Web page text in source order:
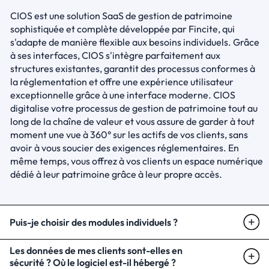
CIOS est une solution SaaS de gestion de patrimoine
sophistiquée et complète développée par Fincite, qui
s'adapte de manière flexible aux besoins individuels. Grâce
à ses interfaces, CIOS s'intègre parfaitement aux
structures existantes, garantit des processus conformes à
la réglementation et offre une expérience utilisateur
exceptionnelle grâce à une interface moderne. CIOS
digitalise votre processus de gestion de patrimoine tout au
long de la chaîne de valeur et vous assure de garder à tout
moment une vue à 360° sur les actifs de vos clients, sans
avoir à vous soucier des exigences réglementaires. En
même temps, vous offrez à vos clients un espace numérique
dédié à leur patrimoine grâce à leur propre accès.
Puis-je choisir des modules individuels ?
Les données de mes clients sont-elles en
sécurité ? Où le logiciel est-il hébergé ?